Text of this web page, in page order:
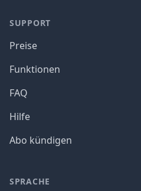
SUPPORT
Preise
Funktionen
FAQ
Hilfe
Abo kündigen
SPRACHE